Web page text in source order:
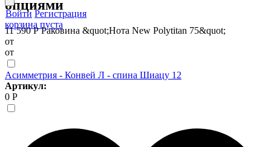
Войти Регистрация
корзина пуста
опциями
11 590 Р Раковина &quot;Нота New Polytitan 75&quot;
от
от
Асимметрия - Конвей Л - спина Шиацу 12
Артикул:
0 Р